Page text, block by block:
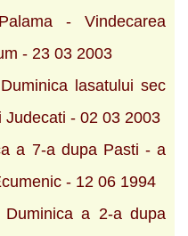
- Vindecarea
- 23 03 2003
lasatului sec
- 02 03 2003
a 7-a dupa Pasti - a
- 12 06 1994
a 2-a dupa